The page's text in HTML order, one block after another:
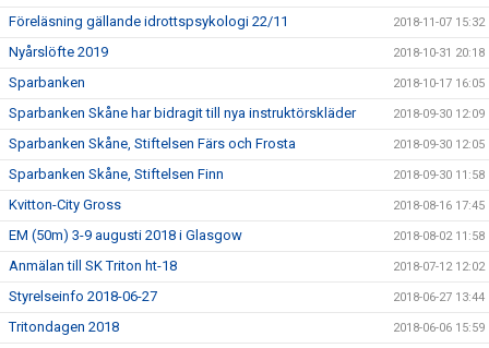
Föreläsning gällande idrottspsykologi 22/11 2018-11-07 15:32
Nyårslöfte 2019 2018-10-31 20:18
Sparbanken 2018-10-17 16:05
Sparbanken Skåne har bidragit till nya instruktörskläder 2018-09-30 12:09
Sparbanken Skåne, Stiftelsen Färs och Frosta 2018-09-30 12:05
Sparbanken Skåne, Stiftelsen Finn 2018-09-30 11:58
Kvitton-City Gross 2018-08-16 17:45
EM (50m) 3-9 augusti 2018 i Glasgow 2018-08-02 11:58
Anmälan till SK Triton ht-18 2018-07-12 12:02
Styrelseinfo 2018-06-27 2018-06-27 13:44
Tritondagen 2018 2018-06-06 15:59